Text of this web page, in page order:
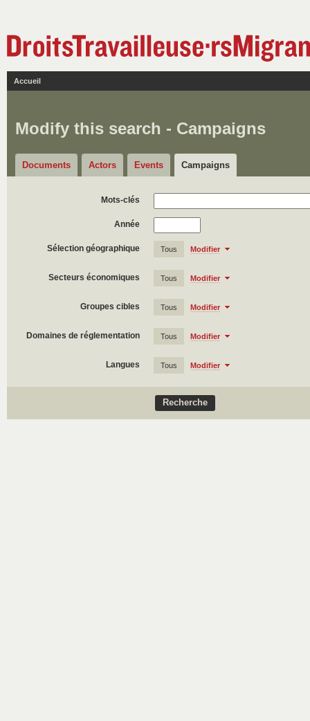
Accueil
Modify this search - Campaigns
Documents Actors Events Campaigns
Mots-clés
Année
Sélection géographique Tous Modifier
Secteurs économiques Tous Modifier
Groupes cibles Tous Modifier
Domaines de réglementation Tous Modifier
Langues Tous Modifier